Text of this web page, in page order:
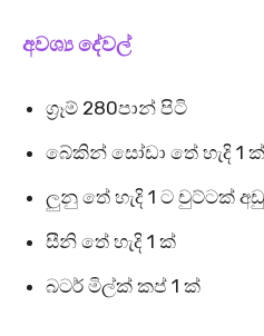
අවශ්‍ය දේවල්
ග්‍රෑම් 280පාන් පිටි
බේකින් සෝඩා තේ හැදි 1 ක්
ලුනු තේ හැදි 1 ට චුට්ටක්
සීනි තේ හැදි 1 ක්
බටර් මිල්ක් කප් 1 ක්